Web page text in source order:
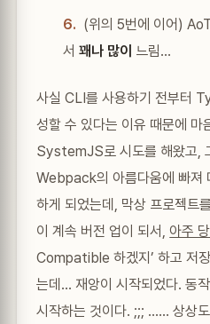
(위의 5번에 이어)
서꽤나 많이 느림…
사실 CLI를 사용하기 전부터
성할 수 있다는 이유 때문에 마
SystemJS로 시도를 해왔고,
Webpack의 아름다움에 빠져
하게 되었는데, 막상 프로젝트
이 계속 버전 업이 되서, 아주
Compatible 하겠지’ 하고 저
는데… 재앙이 시작되었다. 동
시작하는 것이다. ;;; …… 상상